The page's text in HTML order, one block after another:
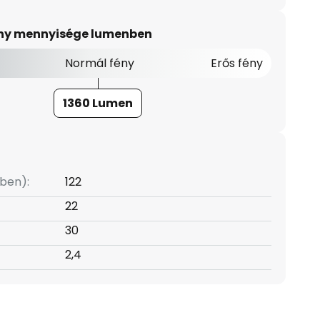
mennyisége lumenben
Normál fény Erős fény
1360 Lumen
122
22
30
2,4